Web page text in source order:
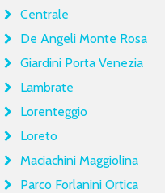
Centrale
De Angeli Monte Rosa
Giardini Porta Venezia
Lambrate
Lorenteggio
Loreto
Maciachini Maggiolina
Parco Forlanini Ortica